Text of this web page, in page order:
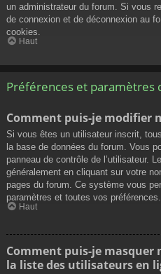
un administrateur du forum. Si vous
de connexion et de déconnexion au
cookies.
Haut
Préférences et paramètres
Comment puis-je modifier
Si vous êtes un utilisateur inscrit,
la base de données du forum. Vous
panneau de contrôle de l’utilisateur.
généralement en cliquant sur votre
pages du forum. Ce système vous
paramètres et toutes vos préférences.
Haut
Comment puis-je masquer
la liste des utilisateurs en